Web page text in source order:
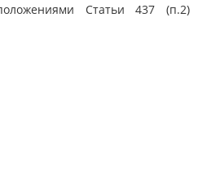
Статьи 437 (п.2)